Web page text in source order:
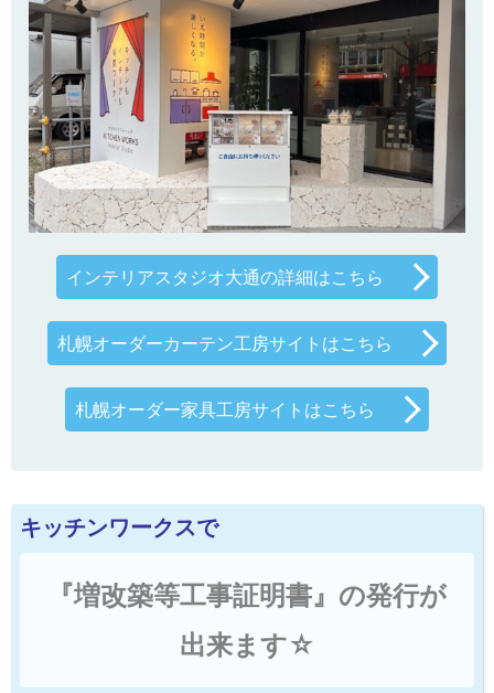
インテリアスタジオ大通の詳細はこちら
札幌オーダーカーテン工房サイトはこちら
札幌オーダー家具工房サイトはこちら
キッチンワークスで
『増改築等工事証明書』の発行が
出来ます☆